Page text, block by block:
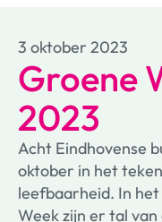
3 oktober 2023
Groene
2023
Acht Eindhovense
oktober in het
leefbaarheid. In
Week zijn er tal